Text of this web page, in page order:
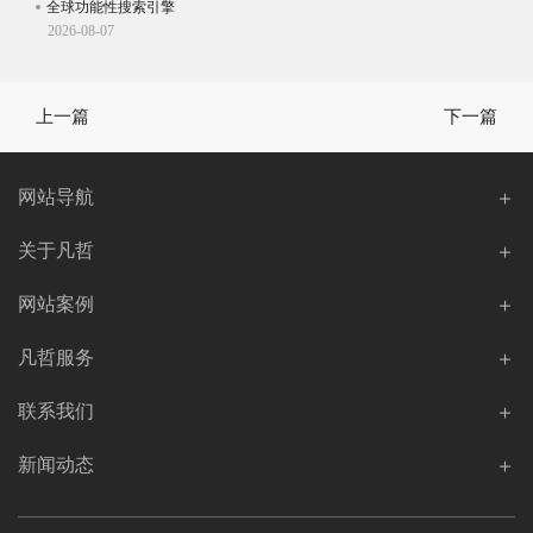
全球功能性搜索引擎
2026-08-07
上一篇 下一篇
网站导航
关于凡哲
网站案例
凡哲服务
联系我们
新闻动态